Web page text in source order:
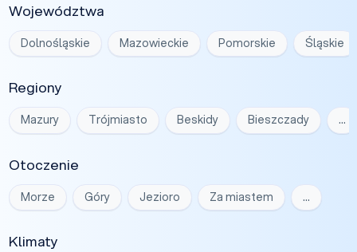
Województwa
Dolnośląskie Mazowieckie Pomorskie Śląskie
Regiony
Mazury Trójmiasto Beskidy Bieszczady …
Otoczenie
Morze Góry Jezioro Za miastem …
Klimaty